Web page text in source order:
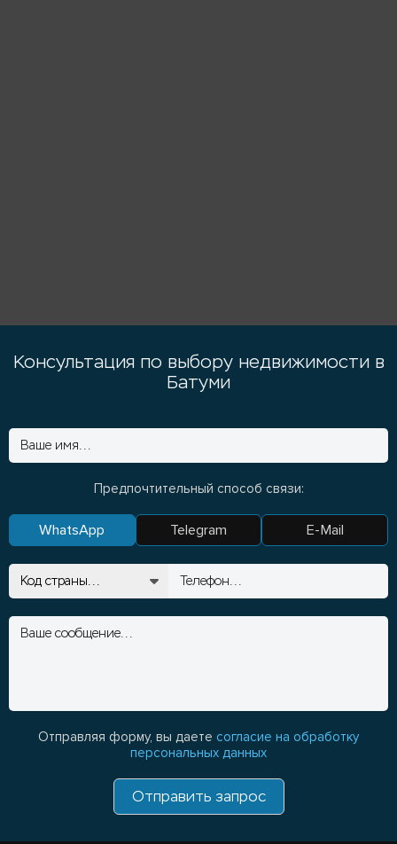
Консультация по выбору недвижимости в
Батуми
Предпочтительный способ связи:
WhatsApp Telegram E-Mail
Отправляя форму, вы даете согласие на обработку
персональных данных
Отправить запрос